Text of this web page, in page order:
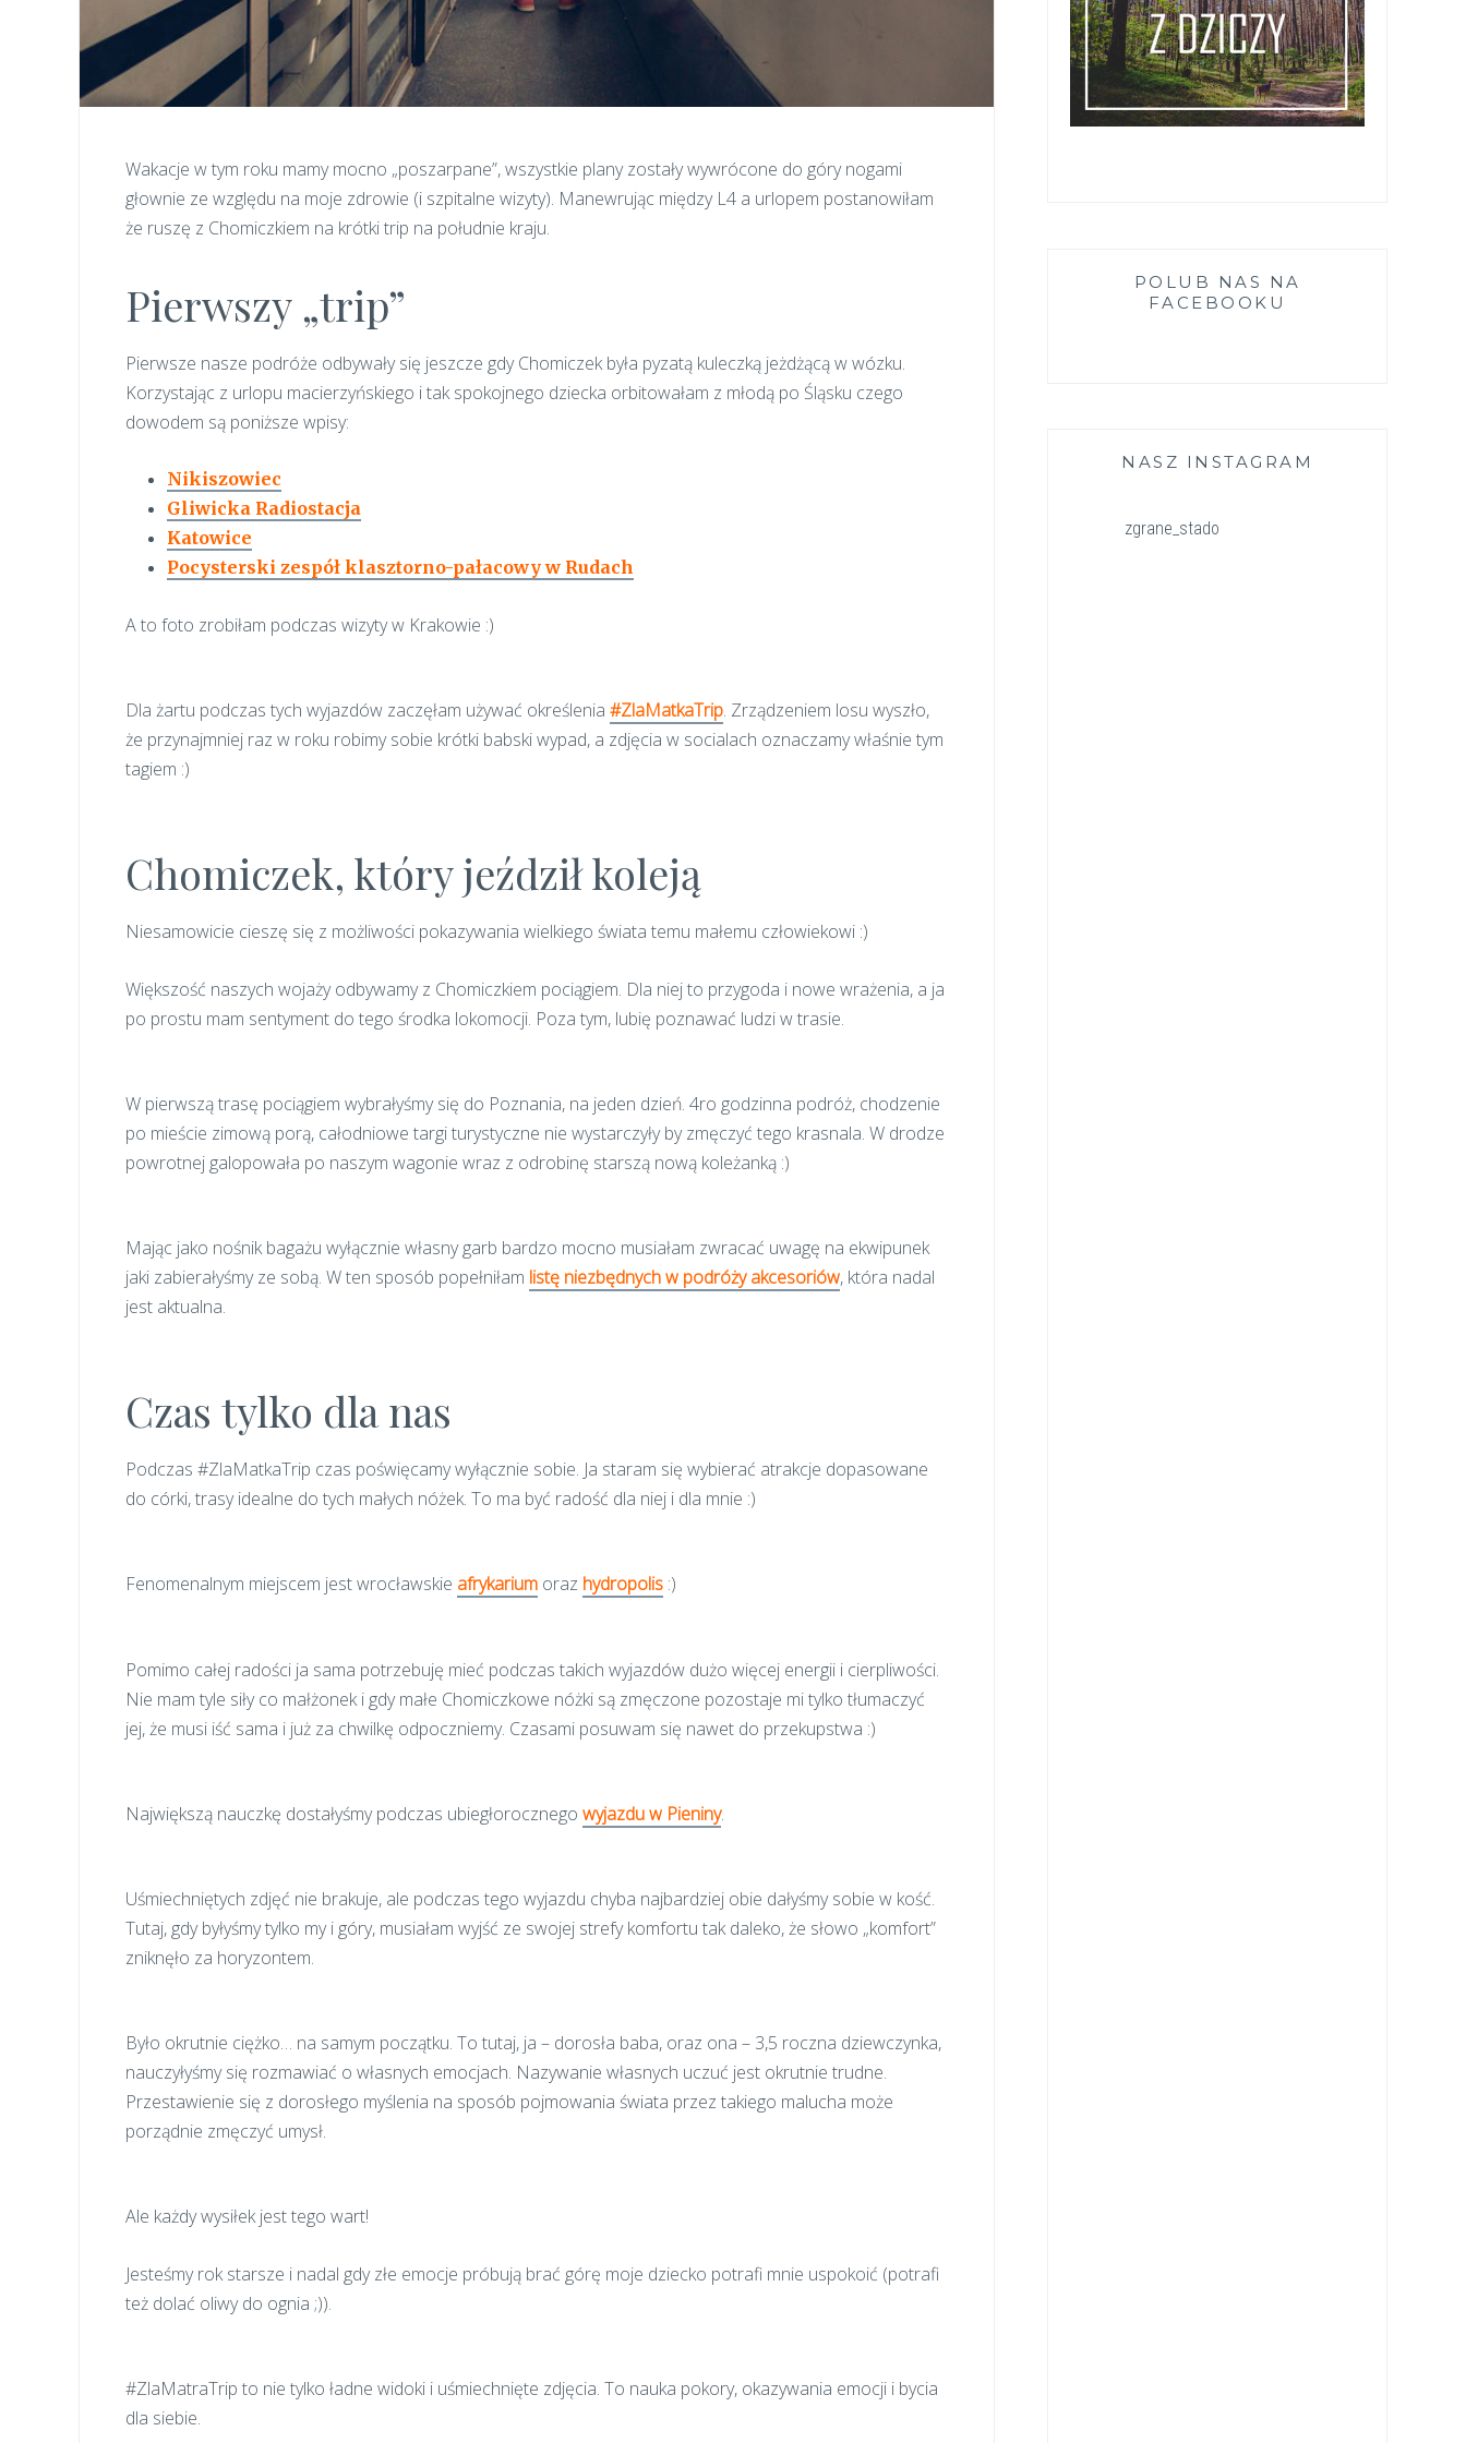
Wakacje w tym roku mamy mocno „poszarpane”, wszystkie plany zostały wywrócone do góry nogami
głownie ze względu na moje zdrowie (i szpitalne wizyty). Manewrując między L4 a urlopem postanowiłam
że ruszę z Chomiczkiem na krótki trip na południe kraju.
Pierwszy „trip”
Pierwsze nasze podróże odbywały się jeszcze gdy Chomiczek była pyzatą kuleczką jeżdżącą w wózku.
Korzystając z urlopu macierzyńskiego i tak spokojnego dziecka orbitowałam z młodą po Śląsku czego
dowodem są poniższe wpisy:
Nikiszowiec
Gliwicka Radiostacja
Katowice
Pocysterski zespół klasztorno-pałacowy w Rudach
A to foto zrobiłam podczas wizyty w Krakowie :)
Dla żartu podczas tych wyjazdów zaczęłam używać określenia #ZlaMatkaTrip. Zrządzeniem losu wyszło,
że przynajmniej raz w roku robimy sobie krótki babski wypad, a zdjęcia w socialach oznaczamy właśnie tym
tagiem :)
Chomiczek, który jeździł koleją
Niesamowicie cieszę się z możliwości pokazywania wielkiego świata temu małemu człowiekowi :)
Większość naszych wojaży odbywamy z Chomiczkiem pociągiem. Dla niej to przygoda i nowe wrażenia, a ja
po prostu mam sentyment do tego środka lokomocji. Poza tym, lubię poznawać ludzi w trasie.
W pierwszą trasę pociągiem wybrałyśmy się do Poznania, na jeden dzień. 4ro godzinna podróż, chodzenie
po mieście zimową porą, całodniowe targi turystyczne nie wystarczyły by zmęczyć tego krasnala. W drodze
powrotnej galopowała po naszym wagonie wraz z odrobinę starszą nową koleżanką :)
Mając jako nośnik bagażu wyłącznie własny garb bardzo mocno musiałam zwracać uwagę na ekwipunek
jaki zabierałyśmy ze sobą. W ten sposób popełniłam listę niezbędnych w podróży akcesoriów, która nadal
jest aktualna.
Czas tylko dla nas
Podczas #ZlaMatkaTrip czas poświęcamy wyłącznie sobie. Ja staram się wybierać atrakcje dopasowane
do córki, trasy idealne do tych małych nóżek. To ma być radość dla niej i dla mnie :)
Fenomenalnym miejscem jest wrocławskie afrykarium oraz hydropolis :)
Pomimo całej radości ja sama potrzebuję mieć podczas takich wyjazdów dużo więcej energii i cierpliwości.
Nie mam tyle siły co małżonek i gdy małe Chomiczkowe nóżki są zmęczone pozostaje mi tylko tłumaczyć
jej, że musi iść sama i już za chwilkę odpoczniemy. Czasami posuwam się nawet do przekupstwa :)
Największą nauczkę dostałyśmy podczas ubiegłorocznego wyjazdu w Pieniny.
Uśmiechniętych zdjęć nie brakuje, ale podczas tego wyjazdu chyba najbardziej obie dałyśmy sobie w kość.
Tutaj, gdy byłyśmy tylko my i góry, musiałam wyjść ze swojej strefy komfortu tak daleko, że słowo „komfort”
zniknęło za horyzontem.
Było okrutnie ciężko… na samym początku. To tutaj, ja – dorosła baba, oraz ona – 3,5 roczna dziewczynka,
nauczyłyśmy się rozmawiać o własnych emocjach. Nazywanie własnych uczuć jest okrutnie trudne.
Przestawienie się z dorosłego myślenia na sposób pojmowania świata przez takiego malucha może
porządnie zmęczyć umysł.
Ale każdy wysiłek jest tego wart!
Jesteśmy rok starsze i nadal gdy złe emocje próbują brać górę moje dziecko potrafi mnie uspokoić (potrafi
też dolać oliwy do ognia ;)).
#ZlaMatraTrip to nie tylko ładne widoki i uśmiechnięte zdjęcia. To nauka pokory, okazywania emocji i bycia
dla siebie.
POLUB NAS NA
FACEBOOKU
NASZ INSTAGRAM
zgrane_stado